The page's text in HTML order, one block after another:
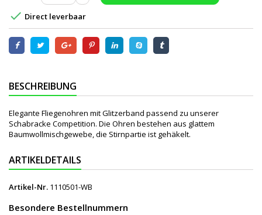
 Direct leverbaar
BESCHREIBUNG
Elegante Fliegenohren mit Glitzerband passend zu unserer
Schabracke Competition. Die Ohren bestehen aus glattem
Baumwollmischgewebe, die Stirnpartie ist gehäkelt.
ARTIKELDETAILS
Artikel-Nr. 1110501-WB
Besondere Bestellnummern